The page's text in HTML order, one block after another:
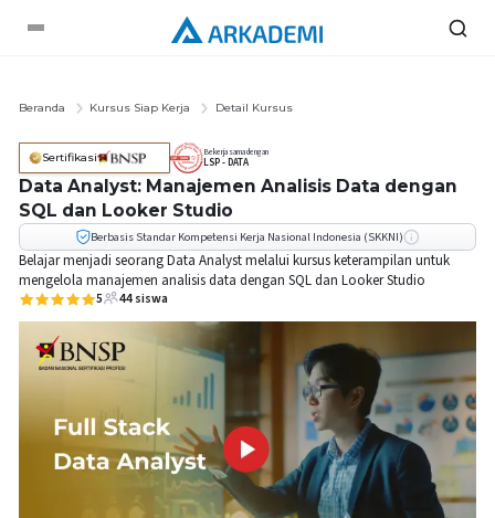
Beranda Kursus Siap Kerja Detail Kursus
Sertifikasi Bekerja sama dengan
LSP - DATA
Data Analyst: Manajemen Analisis Data dengan
SQL dan Looker Studio
Berbasis Standar Kompetensi Kerja Nasional Indonesia (SKKNI)
Belajar menjadi seorang Data Analyst melalui kursus keterampilan untuk
mengelola manajemen analisis data dengan SQL dan Looker Studio
5 44siswa